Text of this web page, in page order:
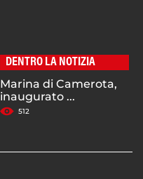
DENTRO LA NOTIZIA
Marina di Camerota,
inaugurato ...
512